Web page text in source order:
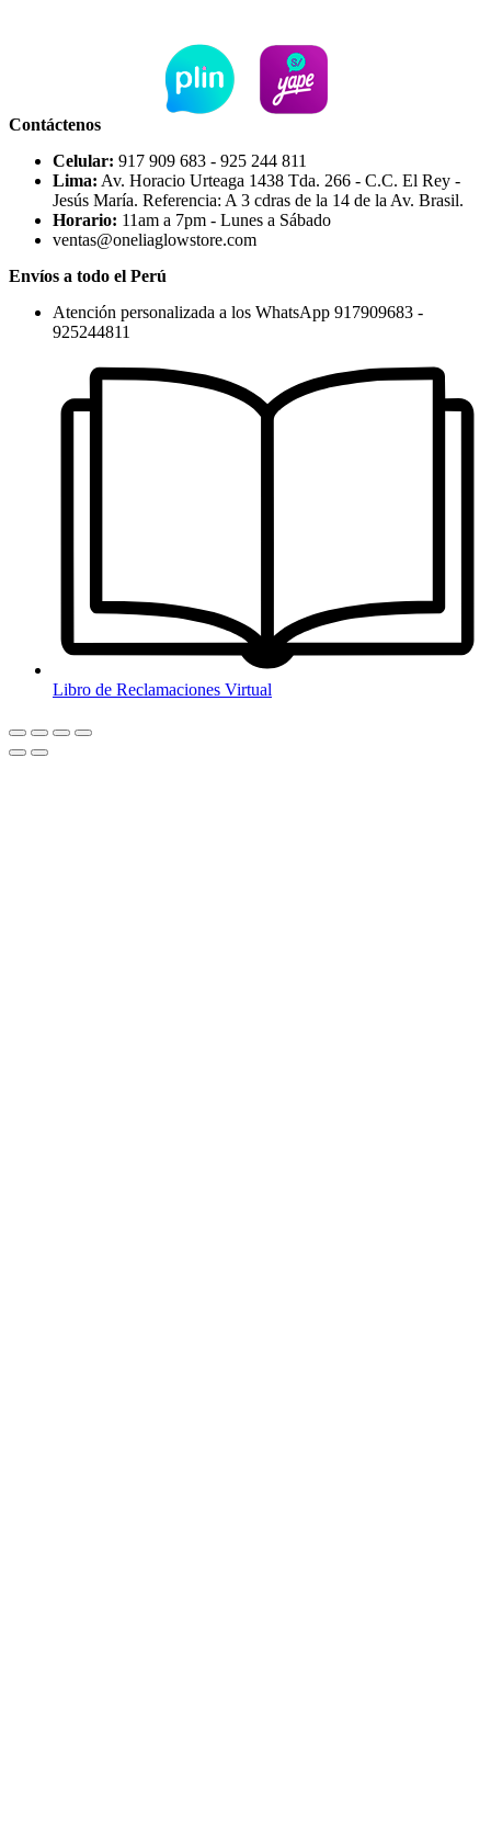
Contáctenos
Celular: 917 909 683 - 925 244 811
Lima: Av. Horacio Urteaga 1438 Tda. 266 - C.C. El Rey -
Jesús María. Referencia: A 3 cdras de la 14 de la Av. Brasil.
Horario: 11am a 7pm - Lunes a Sábado
ventas@oneliaglowstore.com
Envíos a todo el Perú
Atención personalizada a los WhatsApp 917909683 -
925244811
Libro de Reclamaciones Virtual